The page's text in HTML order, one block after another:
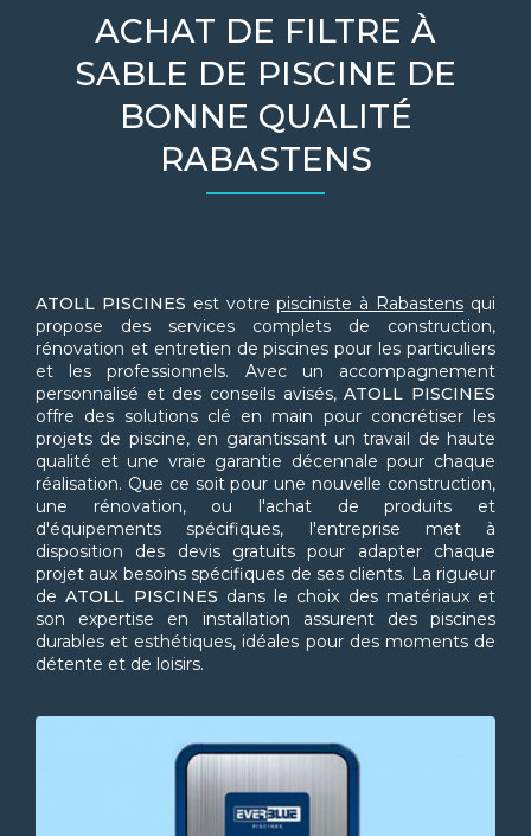
ACHAT DE FILTRE À
SABLE DE PISCINE DE
BONNE QUALITÉ
RABASTENS
ATOLL PISCINES est votrepisciniste à Rabastens qui
propose des services complets de construction,
rénovation et entretien de piscines pour les particuliers
et les professionnels. Avec un accompagnement
personnalisé et des conseils avisés,ATOLL PISCINES
offre des solutions clé en main pour concrétiser les
projets de piscine, en garantissant un travail de haute
qualité et une vraie garantie décennale pour chaque
réalisation. Que ce soit pour une nouvelle construction,
une rénovation, ou l'achat de produits et
d'équipements spécifiques, l'entreprise met à
disposition des devis gratuits pour adapter chaque
projet aux besoins spécifiques de ses clients. La rigueur
deATOLL PISCINES dans le choix des matériaux et
son expertise en installation assurent des piscines
durables et esthétiques, idéales pour des moments de
détente et de loisirs.